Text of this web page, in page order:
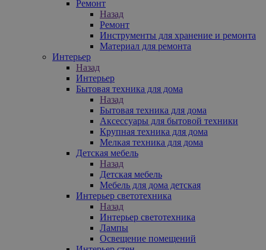
Ремонт
Назад
Ремонт
Инструменты для хранение и ремонта
Материал для ремонта
Интерьер
Назад
Интерьер
Бытовая техника для дома
Назад
Бытовая техника для дома
Аксессуары для бытовой техники
Крупная техника для дома
Мелкая техника для дома
Детская мебель
Назад
Детская мебель
Мебель для дома детская
Интерьер светотехника
Назад
Интерьер светотехника
Лампы
Освещение помещений